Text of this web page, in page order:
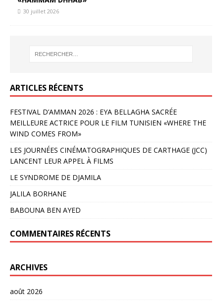
30 juillet 2026
ARTICLES RÉCENTS
FESTIVAL D’AMMAN 2026 : EYA BELLAGHA SACRÉE
MEILLEURE ACTRICE POUR LE FILM TUNISIEN «WHERE THE
WIND COMES FROM»
LES JOURNÉES CINÉMATOGRAPHIQUES DE CARTHAGE (JCC)
LANCENT LEUR APPEL À FILMS
LE SYNDROME DE DJAMILA
JALILA BORHANE
BABOUNA BEN AYED
COMMENTAIRES RÉCENTS
ARCHIVES
août 2026